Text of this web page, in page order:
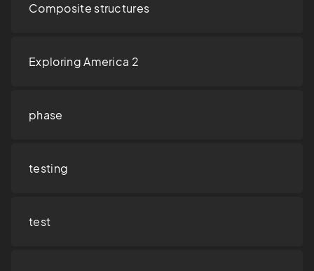
Composite structures
Exploring America 2
phase
testing
test